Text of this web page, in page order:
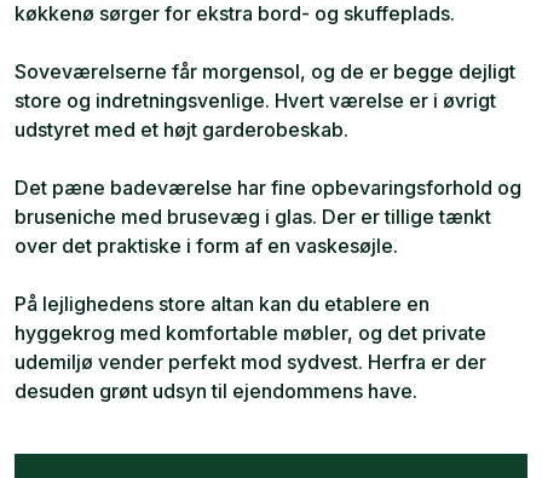
køkkenø sørger for ekstra bord- og skuffeplads.
Soveværelserne får morgensol, og de er begge dejligt
store og indretningsvenlige. Hvert værelse er i øvrigt
udstyret med et højt garderobeskab.
Det pæne badeværelse har fine opbevaringsforhold og
bruseniche med brusevæg i glas. Der er tillige tænkt
over det praktiske i form af en vaskesøjle.
På lejlighedens store altan kan du etablere en
hyggekrog med komfortable møbler, og det private
udemiljø vender perfekt mod sydvest. Herfra er der
desuden grønt udsyn til ejendommens have.